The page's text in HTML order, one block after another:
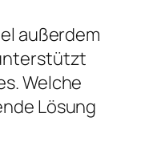
außerdem
Welche
Lösung